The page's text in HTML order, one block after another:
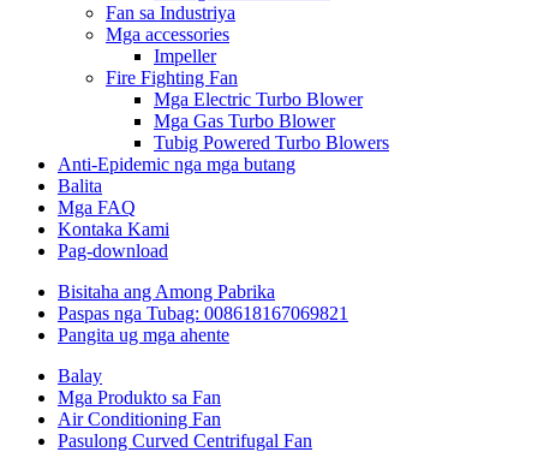
Fan sa Industriya
Mga accessories
Impeller
Fire Fighting Fan
Mga Electric Turbo Blower
Mga Gas Turbo Blower
Tubig Powered Turbo Blowers
Anti-Epidemic nga mga butang
Balita
Mga FAQ
Kontaka Kami
Pag-download
Bisitaha ang Among Pabrika
Paspas nga Tubag: 008618167069821
Pangita ug mga ahente
Balay
Mga Produkto sa Fan
Air Conditioning Fan
Pasulong Curved Centrifugal Fan